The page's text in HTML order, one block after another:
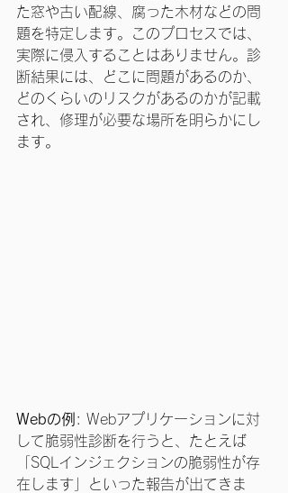
た窓や古い配線、腐った木材などの問
題を特定します。このプロセスでは、
実際に侵入することはありません。診
断結果には、どこに問題があるのか、
どのくらいのリスクがあるのかが記載
され、修理が必要な場所を明らかにし
ます。
Webの例 : Webアプリケーションに対
して脆弱性診断を行うと、たとえば
「SQLインジェクションの脆弱性が存
在します」といった報告が出てきま